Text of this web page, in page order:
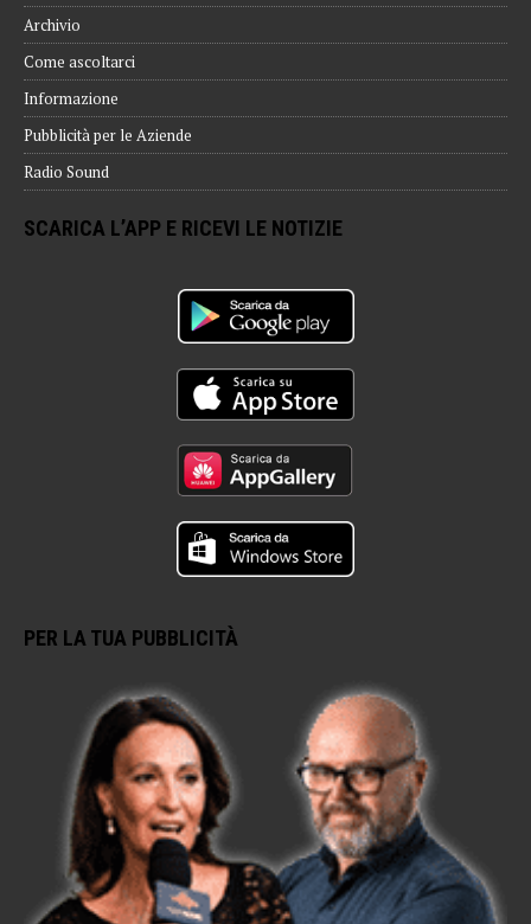
Archivio
Come ascoltarci
Informazione
Pubblicità per le Aziende
Radio Sound
SCARICA L’APP E RICEVI LE NOTIZIE
PER LA TUA PUBBLICITÀ